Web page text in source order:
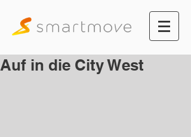
Auf in die City West